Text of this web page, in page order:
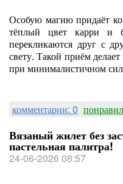
Особую магиюпридаёт
тёплый цвет карри и
перекликаются другс
свету. Такой приёмделает
при минималистичном
комментарии: 0
Вязаный жилет без
пастельная палитра!
24-06-2026 08:57